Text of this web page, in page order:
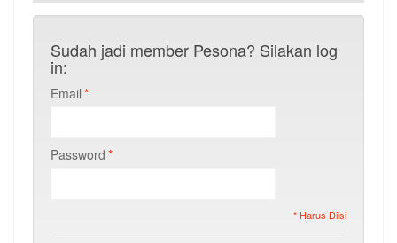
Sudah jadi member Pesona? Silakan log
in:
*
Email
*
Password
* Harus Diisi